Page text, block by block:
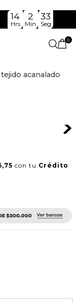
14
Hrs
2
Min
33
Seg
0
acanalado
con tu Crédito